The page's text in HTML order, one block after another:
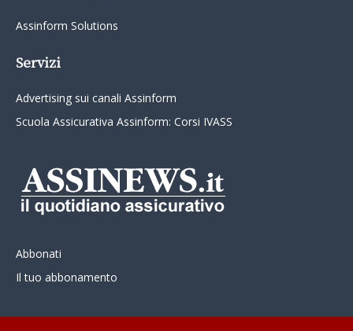
Assinform Solutions
Servizi
Advertising sui canali Assinform
Scuola Assicurativa Assinform: Corsi IVASS
Abbonati
Il tuo abbonamento